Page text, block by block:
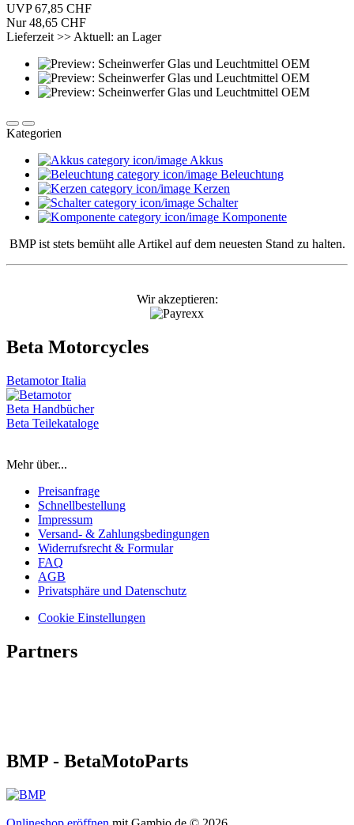
UVP 67,85 CHF
Nur 48,65 CHF
Lieferzeit >> Aktuell: an Lager
Kategorien
Akkus
Beleuchtung
Kerzen
Schalter
Komponente
BMP ist stets bemüht alle Artikel auf dem neuesten Stand zu halten.
Wir akzeptieren:
Beta Motorcycles
Betamotor Italia
Beta Handbücher
Beta Teilekataloge
Mehr über...
Preisanfrage
Schnellbestellung
Impressum
Versand- & Zahlungsbedingungen
Widerrufsrecht & Formular
FAQ
AGB
Privatsphäre und Datenschutz
Cookie Einstellungen
Partners
BMP - BetaMotoParts